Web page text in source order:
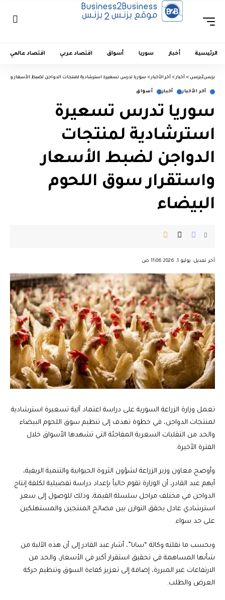
الرئيسية أخبار سوريا أسواق اقتصاد عربي اقتصاد عالمي
بزنس2بزنس > أخبار > آخر الأخبار > سوريا تدرس تسعيرة استرشادية لمنتجات الدواجن لضبط الأسعار
آخر الأخبار أخبار أسواق
سوريا تدرس تسعيرة
استرشادية لمنتجات
الدواجن لضبط الأسعار
واستقرار سوق اللحوم
البيضاء
آخر تعديل: يوليو 1, 2026 11:06 ص
تعمل وزارة الزراعة السورية على دراسة اعتماد آلية تسعيرة استرشادية
لمنتجات الدواجن، في خطوة تهدف إلى تنظيم سوق اللحوم البيضاء
والحد من التقلبات السعرية المفاجئة التي تشهدها الأسواق خلال
الفترة الأخيرة.
وأوضح معاون وزير الزراعة لشؤون الثروة الحيوانية والتنمية الريفية،
أيهم عبد القادر، أن الوزارة تقوم حالياً بإعداد دراسة تفصيلية لكلفة إنتاج
الدواجن في مختلف مراحل سلسلة القيمة، وذلك للوصول إلى سعر
استرشادي عادل يحقق التوازن بين مصالح المنتجين والمستهلكين
على حد سواء.
وبحسب ما نقلته وكالة “سانا”، أشار عبد القادر إلى أن هذه الآلية من
شأنها المساهمة في تحقيق استقرار أكبر في الأسعار، والحد من
الارتفاعات غير المبررة، إضافة إلى تعزيز كفاءة السوق وتنظيم حركة
العرض والطلب.